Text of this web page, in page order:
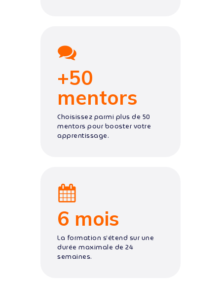
+50
mentors
Choisissez parmi plus de 50
mentors pour booster votre
apprentissage.
6 mois
La formation s’étend sur une
durée maximale de 24
semaines.